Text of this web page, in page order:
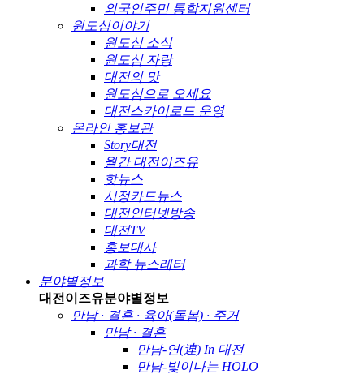
외국인주민 통합지원센터
원도심이야기
원도심 소식
원도심 자랑
대전의 맛
원도심으로 오세요
대전스카이로드 운영
온라인 홍보관
Story대전
월간 대전이즈유
핫뉴스
시정카드뉴스
대전인터넷방송
대전TV
홍보대사
과학 뉴스레터
분야별정보
대전이즈유분야별정보
만남 · 결혼 · 육아(돌봄) · 주거
만남 · 결혼
만남-연(連) In 대전
만남-빛이나는 HOLO